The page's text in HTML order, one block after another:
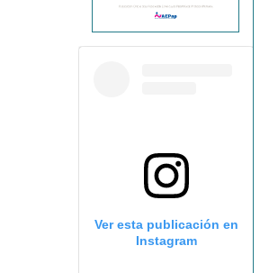
Ver esta publicación en
Instagram